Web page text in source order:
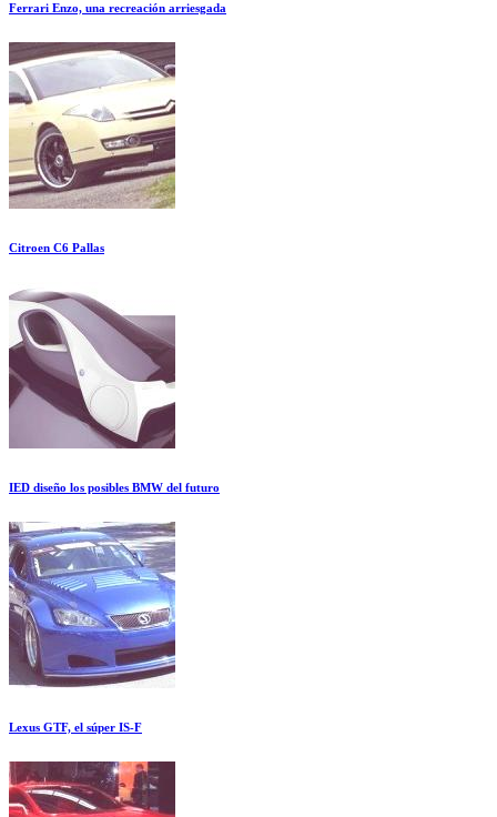
Ferrari Enzo, una recreación arriesgada
Citroen C6 Pallas
IED diseño los posibles BMW del futuro
Lexus GTF, el súper IS-F